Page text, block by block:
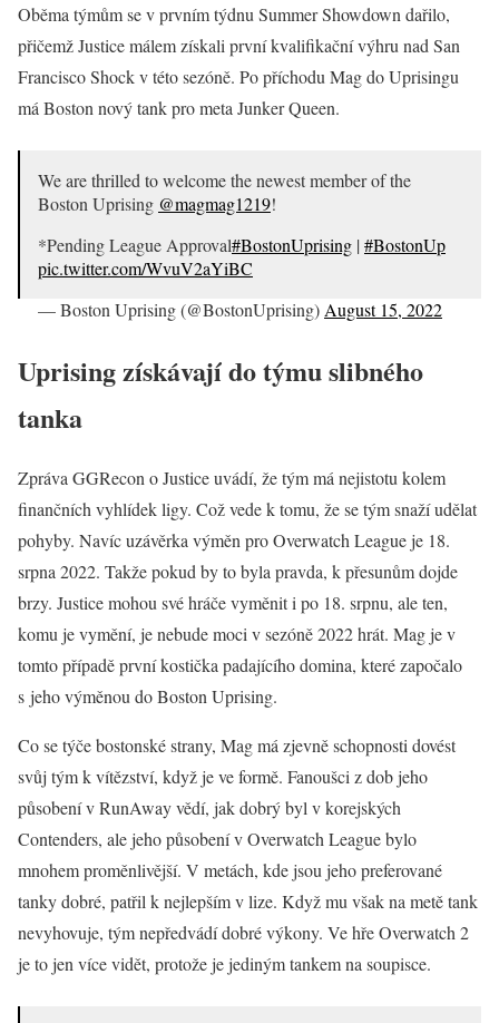
Oběma týmům se v prvním týdnu Summer Showdown dařilo,
přičemž Justice málem získali první kvalifikační výhru nad San
Francisco Shock v této sezóně. Po příchodu Mag do Uprisingu
má Boston nový tank pro meta Junker Queen.
We are thrilled to welcome the newest member of the
Boston Uprising @magmag1219!
*Pending League Approval#BostonUprising | #BostonUp
pic.twitter.com/WvuV2aYiBC
— Boston Uprising (@BostonUprising) August 15, 2022
Uprising získávají do týmu slibného
tanka
Zpráva GGRecon o Justice uvádí, že tým má nejistotu kolem
finančních vyhlídek ligy. Což vede k tomu, že se tým snaží udělat
pohyby. Navíc uzávěrka výměn pro Overwatch League je 18.
srpna 2022. Takže pokud by to byla pravda, k přesunům dojde
brzy. Justice mohou své hráče vyměnit i po 18. srpnu, ale ten,
komu je vymění, je nebude moci v sezóně 2022 hrát. Mag je v
tomto případě první kostička padajícího domina, které započalo
s jeho výměnou do Boston Uprising.
Co se týče bostonské strany, Mag má zjevně schopnosti dovést
svůj tým k vítězství, když je ve formě. Fanoušci z dob jeho
působení v RunAway vědí, jak dobrý byl v korejských
Contenders, ale jeho působení v Overwatch League bylo
mnohem proměnlivější. V metách, kde jsou jeho preferované
tanky dobré, patřil k nejlepším v lize. Když mu však na metě tank
nevyhovuje, tým nepředvádí dobré výkony. Ve hře Overwatch 2
je to jen více vidět, protože je jediným tankem na soupisce.